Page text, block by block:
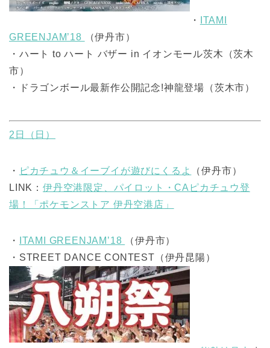
・
ITAMI
GREENJAM’18
（伊丹市）
・ハート to ハート バザー in イオンモール茨木（茨木
市）
・ドラゴンボール最新作公開記念!神龍登場（茨木市）
2日（日）
・ ピカチュウ＆イーブイが遊びにくるよ
（伊丹市）
LINK ：伊丹空港限定、パイロット・CAピカチュウ登
場！「ポケモンストア 伊丹空港店」
・ ITAMI GREENJAM’18
（伊丹市）
・STREET DANCE CONTEST（伊丹昆陽）